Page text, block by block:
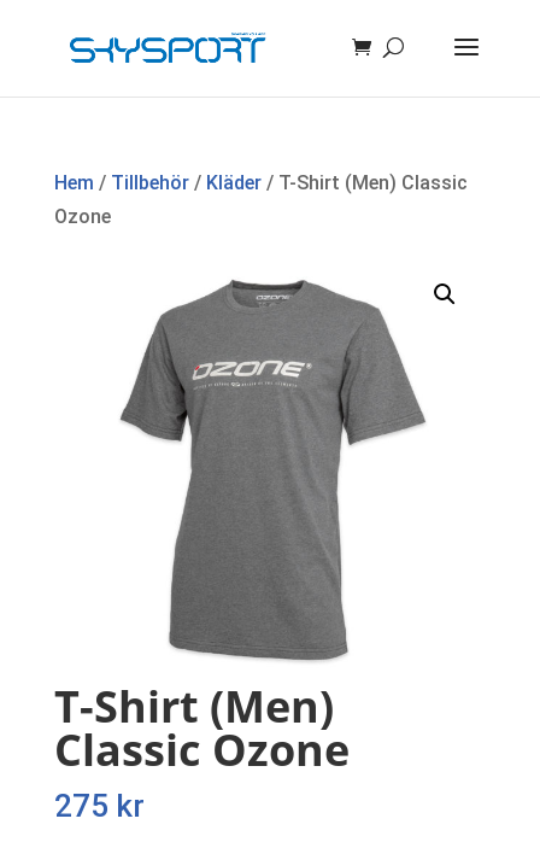
Hem / Tillbehör/ Kläder/ T-Shirt (Men) Classic
Ozone
T-Shirt (Men)
Classic Ozone
275 kr